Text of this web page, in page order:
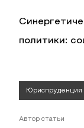
политики:
Юриспруденция
Автор статьи